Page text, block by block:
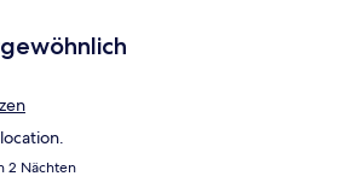
2 Nächten